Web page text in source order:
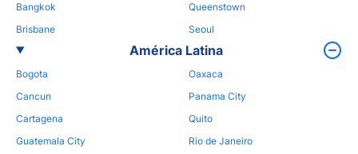
Bangkok
Brisbane
Queenstown
Seoul
América Latina
Bogota
Cancun
Cartagena
Guatemala City
Oaxaca
Panama City
Quito
Rio de Janeiro